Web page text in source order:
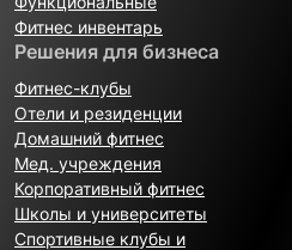
Фитнес инвентарь
Решения для бизнеса
Фитнес-клубы
Отели и резиденции
Домашний фитнес
Мед. учреждения
Корпоративный фитнес
Школы и университеты
Спортивные клубы и